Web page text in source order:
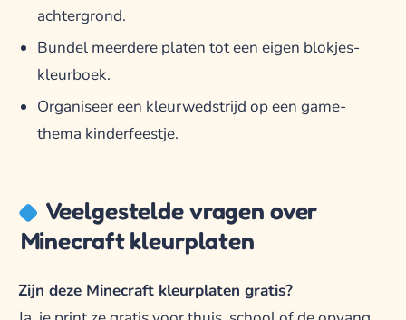
achtergrond.
Bundel meerdere platen tot een eigen blokjes-
kleurboek.
Organiseer een kleurwedstrijd op een game-
thema kinderfeestje.
Veelgestelde vragen over
Minecraft kleurplaten
Zijn deze Minecraft kleurplaten gratis?